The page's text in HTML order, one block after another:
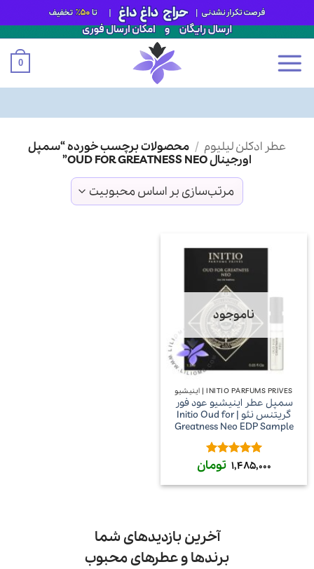
0
عطر ادکلن لیلیوم / محصولات برچسب خورده “سمپل
اورجینال OUD FOR GREATNESS NEO”
ناموجود
INITIO PARFUMS PRIVES | اینیشیو
سمپل عطر اینیشیو عود فور
گریتنس نئو | Initio Oud for
Greatness Neo EDP Sample
امتیاز 5از 1,485,000 تومان
آخرین بازدیدهای شما
برندها و عطرهای محبوب